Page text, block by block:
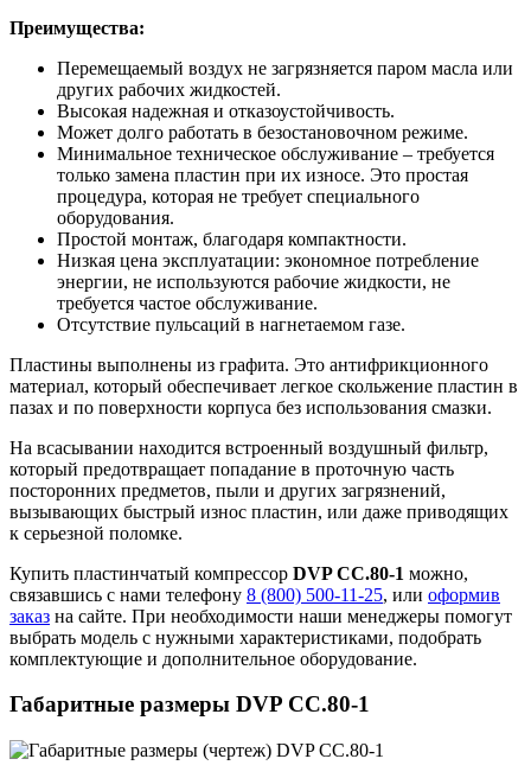
Преимущества:
Перемещаемый воздух не загрязняется паром масла или
других рабочих жидкостей.
Высокая надежная и отказоустойчивость.
Может долго работать в безостановочном режиме.
Минимальное техническое обслуживание – требуется
только замена пластин при их износе. Это простая
процедура, которая не требует специального
оборудования.
Простой монтаж, благодаря компактности.
Низкая цена эксплуатации: экономное потребление
энергии, не используются рабочие жидкости, не
требуется частое обслуживание.
Отсутствие пульсаций в нагнетаемом газе.
Пластины выполнены из графита. Это антифрикционного
материал, который обеспечивает легкое скольжение пластин в
пазах и по поверхности корпуса без использования смазки.
На всасывании находится встроенный воздушный фильтр,
который предотвращает попадание в проточную часть
посторонних предметов, пыли и других загрязнений,
вызывающих быстрый износ пластин, или даже приводящих
к серьезной поломке.
Купить пластинчатый компрессор DVP CC.80-1 можно,
связавшись с нами телефону 8 (800) 500-11-25, или оформив
заказ на сайте. При необходимости наши менеджеры помогут
выбрать модель с нужными характеристиками, подобрать
комплектующие и дополнительное оборудование.
Габаритные размеры DVP CC.80-1